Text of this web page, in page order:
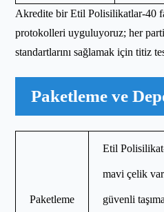
Akredite bir Etil Polisilikatlar-40
protokolleri uyguluyoruz; her
standartlarını sağlamak için titiz
Paketleme ve
Paketleme
Etil
mavi çelik
güvenli